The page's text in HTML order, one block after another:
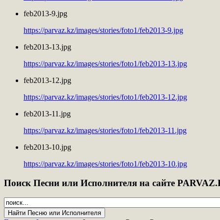
feb2013-9.jpg
https://parvaz.kz/images/stories/foto1/feb2013-9.jpg
feb2013-13.jpg
https://parvaz.kz/images/stories/foto1/feb2013-13.jpg
feb2013-12.jpg
https://parvaz.kz/images/stories/foto1/feb2013-12.jpg
feb2013-11.jpg
https://parvaz.kz/images/stories/foto1/feb2013-11.jpg
feb2013-10.jpg
https://parvaz.kz/images/stories/foto1/feb2013-10.jpg
Поиск Песни или Исполнителя на сайте